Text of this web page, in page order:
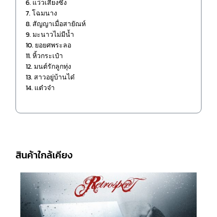
6. แว่วเสียงซึง
7. โฉมนาง
8. สัญญาเมื่อสายัณห์
9. มะนาวไม่มีน้ำ
10. ยอยศพระลอ
11. หิ้วกระเป๋า
12. มนต์รักลูกทุ่ง
13. สาวอยู่บ้านได๋
14. แต๋วจ๋า
สินค้าใกล้เคียง